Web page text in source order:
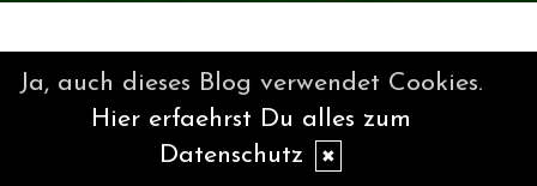
Ja, auch dieses Blog verwendet Cookies.
Hier erfaehrst Du alles zum
Datenschutz
✖